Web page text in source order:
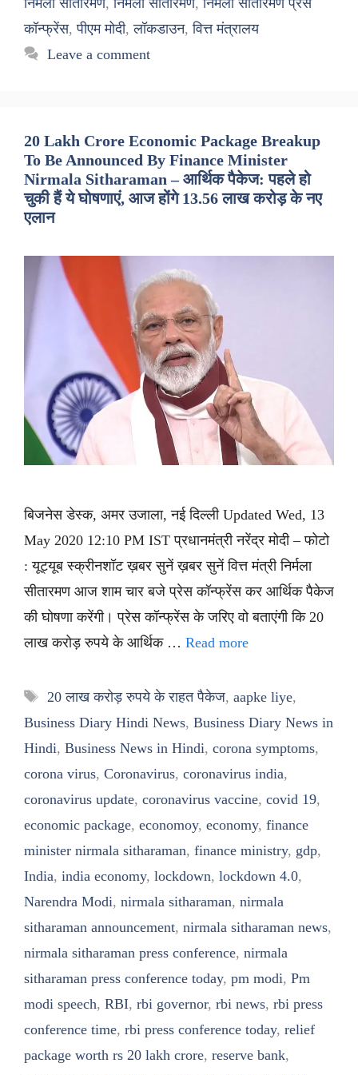
कॉन्फ्रेंस,पीएम मोदी,लॉकडाउन,वित्त मंत्रालय
Leave a comment
20 Lakh Crore Economic Package Breakup
To Be Announced By Finance Minister
Nirmala Sitharaman – आर्थिक पैकेज: पहले हो
चुकी हैं ये घोषणाएं, आज होंगे 13.56 लाख करोड़ के नए
एलान
बिजनेस डेस्क, अमर उजाला, नई दिल्ली Updated Wed, 13
May 2020 12:10 PM IST प्रधानमंत्री नरेंद्र मोदी – फोटो
: यूट्यूब स्क्रीनशॉट ख़बर सुनें ख़बर सुनें वित्त मंत्री निर्मला
सीतारमण आज शाम चार बजे प्रेस कॉन्फ्रेंस कर आर्थिक पैकेज
की घोषणा करेंगी। प्रेस कॉन्फ्रेंस के जरिए वो बताएंगी कि 20
लाख करोड़ रुपये के आर्थिक … Read more
Tags
20 लाख करोड़ रुपये के राहत पैकेज, aapke liye,
Business Diary Hindi News, Business Diary News in
Hindi, Business News in Hindi, corona symptoms,
corona virus, Coronavirus, coronavirus india,
coronavirus update, coronavirus vaccine, covid 19,
economic package, economoy, economy, finance
minister nirmala sitharaman, finance ministry, gdp,
India, india economy, lockdown, lockdown 4.0,
Narendra Modi, nirmala sitharaman, nirmala
sitharaman announcement, nirmala sitharaman news,
nirmala sitharaman press conference, nirmala
sitharaman press conference today, pm modi, Pm
modi speech, RBI, rbi governor, rbi news, rbi press
conference time, rbi press conference today, relief
package worth rs 20 lakh crore, reserve bank,